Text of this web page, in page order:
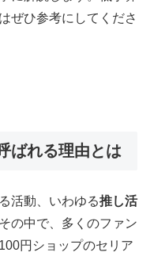
ぜひ参考にしてくださ
ばれる理由とは
活動、いわゆる推し活
の中で、多くのファン
円ショップのセリア